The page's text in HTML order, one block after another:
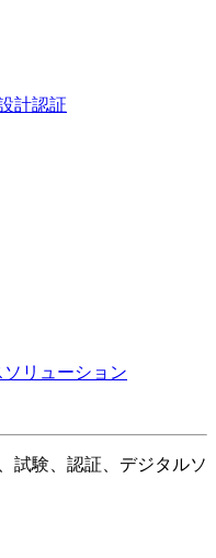
計認証
リューション
試験、認証、デジタルソ